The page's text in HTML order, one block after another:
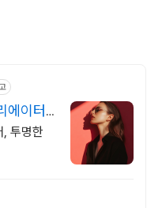
에이터,
, 투명한